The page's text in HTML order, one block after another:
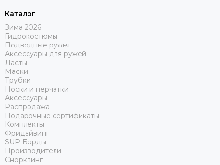
Каталог
Зима 2026
Гидрокостюмы
Подводные ружья
Аксессуары для ружей
Ласты
Маски
Трубки
Носки и перчатки
Аксессуары
Распродажа
Подарочные сертификаты
Комплекты
Фридайвинг
SUP Борды
Производители
Снорклинг